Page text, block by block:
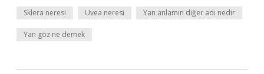
Sklera neresi Uvea neresi Yan anlamın diğer adı nedir
Yan göz ne demek